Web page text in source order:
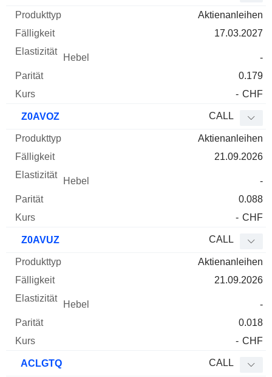
Aktienanleihen
17.03.2027
-
0.179
- CHF
Z0AVOZ CALL
Aktienanleihen
21.09.2026
-
0.088
- CHF
Z0AVUZ CALL
Aktienanleihen
21.09.2026
-
0.018
- CHF
ACLGTQ CALL